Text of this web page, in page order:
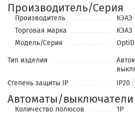
Производитель/Серия
Производитель
КЭАЗ
Торговая марка
КЭАЗ
Модель/Серия
Тип изделия
Степень защиты IP
IP20
Автоматы/выключатели
Количество полюсов
1P